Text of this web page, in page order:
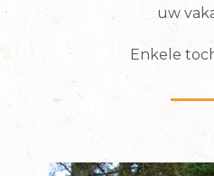
uw
Enkele